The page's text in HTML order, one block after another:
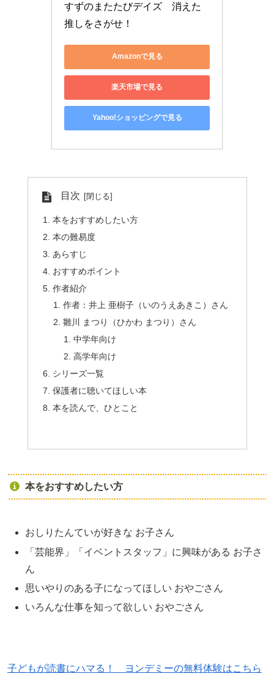
すずのまたたびデイズ　消えた
推しをさがせ！
Amazonで見る
楽天市場で見る
Yahoo!ショッピングで見る
目次
本をおすすめしたい方
本の難易度
あらすじ
おすすめポイント
作者紹介
作者：井上 亜樹子（いのうえあきこ）さん
雛川 まつり（ひかわ まつり）さん
中学年向け
高学年向け
シリーズ一覧
保護者に聴いてほしい本
本を読んで、ひとこと
本をおすすめしたい方
おしりたんていが好きな お子さん
「芸能界」「イベントスタッフ」に興味がある お子さ
ん
思いやりのある子になってほしい おやごさん
いろんな仕事を知って欲しい おやごさん
子どもが読書にハマる！ ヨンデミーの無料体験はこちら